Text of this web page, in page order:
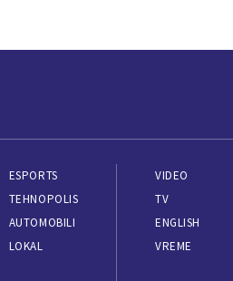
ESPORTS
TEHNOPOLIS
AUTOMOBILI
LOKAL
VIDEO
TV
ENGLISH
VREME